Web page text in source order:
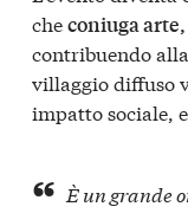
checoniuga
contribuendo
villaggio diffuso
impatto sociale,
È un grande